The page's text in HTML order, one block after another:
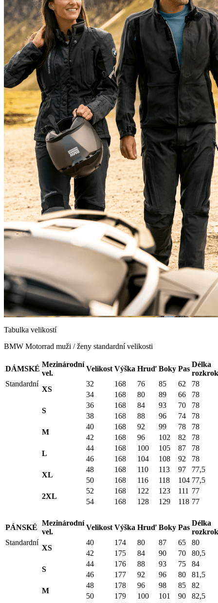
Tabulka velikostí
BMW Motorrad muži / ženy standardní velikosti
DÁMSKÉ
Mezinárodní
vel.
Velikost Výška Hruď Boky Pas
Délka
Standardní
XS
32 168 76 85 62
78
34
168 80 89 66
78
S
36 168 84 93 70
78
38
168 88 96 74
78
M
40 168 92 99 78
78
42
168 96 102 82
78
L
44 168 100 105 87
78
46
168 104 108 92
78
XL
48 168 110 113 97
77,5
50
168 116 118 104 77,5
2XL
52 168 122 123 111 77
54
168 128 129 118 77
PÁNSKÉ
Mezinárodní
vel.
Velikost Výška Hruď Boky Pas
Délka
Standardní
XS
40 174 80 87 65
80
42
175 84 90 70
80,5
S
44 176 88 93 75
84
46
177 92 96 80
81,5
M
48 178 96 98 85
82
50
179 100 101 90
82,5